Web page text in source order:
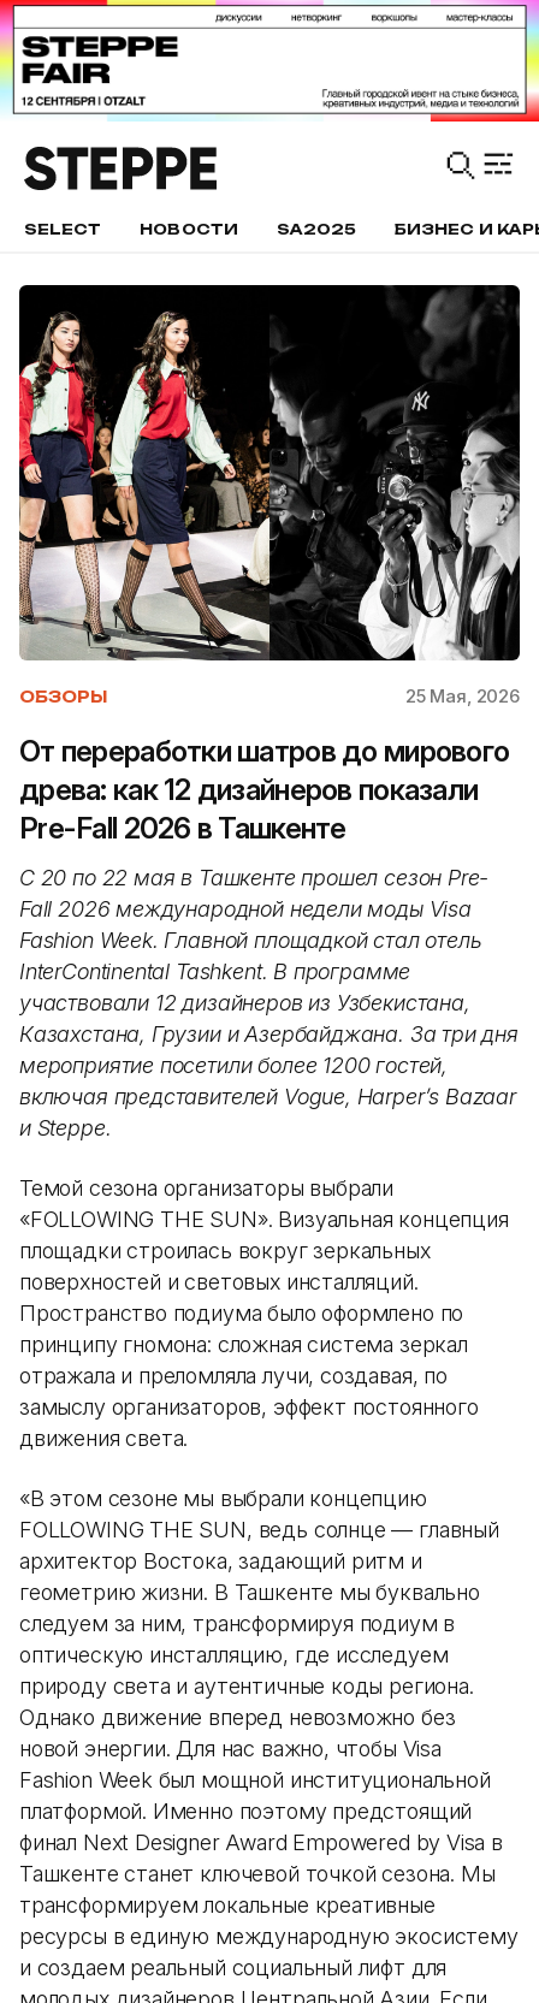
SELECT НОВОСТИ SA2025 БИЗНЕС И
ОБЗОРЫ 25 Мая, 2026
От переработки шатров до мирового
древа: как 12 дизайнеров показали
Pre-Fall 2026 в Ташкенте
С 20 по 22 мая в Ташкенте прошел сезон Pre-
Fall 2026 международной недели моды Visa
Fashion Week. Главной площадкой стал отель
InterContinental Tashkent. В программе
участвовали 12 дизайнеров из Узбекистана,
Казахстана, Грузии и Азербайджана. За три дня
мероприятие посетили более 1200 гостей,
включая представителей Vogue, Harper’s Bazaar
и Steppe.
Темой сезона организаторы выбрали
«FOLLOWING THE SUN». Визуальная концепция
площадки строилась вокруг зеркальных
поверхностей и световых инсталляций.
Пространство подиума было оформлено по
принципу гномона: сложная система зеркал
отражала и преломляла лучи, создавая, по
замыслу организаторов, эффект постоянного
движения света.
«В этом сезоне мы выбрали концепцию
FOLLOWING THE SUN, ведь солнце — главный
архитектор Востока, задающий ритм и
геометрию жизни. В Ташкенте мы буквально
следуем за ним, трансформируя подиум в
оптическую инсталляцию, где исследуем
природу света и аутентичные коды региона.
Однако движение вперед невозможно без
новой энергии. Для нас важно, чтобы Visa
Fashion Week был мощной институциональной
платформой. Именно поэтому предстоящий
финал Next Designer Award Empowered by Visa в
Ташкенте станет ключевой точкой сезона. Мы
трансформируем локальные креативные
ресурсы в единую международную экосистему
и создаем реальный социальный лифт для